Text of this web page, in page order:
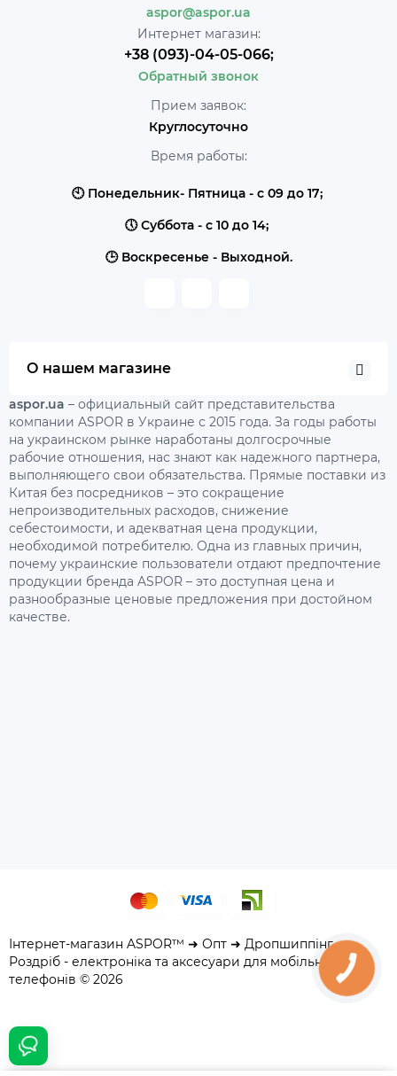
aspor@aspor.ua
Интернет магазин:
+38 (093)-04-05-066;
Обратный звонок
Прием заявок:
Круглосуточно
Время работы:
🕙 Понедельник- Пятница - с 09 до 17;
🕔 Суббота - с 10 до 14;
🕒 Воскресенье - Выходной.
О нашем магазине
aspor.ua – официальный сайт представительства
компании ASPOR в Украине с 2015 года. За годы работы
на украинском рынке наработаны долгосрочные
рабочие отношения, нас знают как надежного партнера,
выполняющего свои обязательства. Прямые поставки из
Китая без посредников – это сокращение
непроизводительных расходов, снижение
себестоимости, и адекватная цена продукции,
необходимой потребителю. Одна из главных причин,
почему украинские пользователи отдают предпочтение
продукции бренда ASPOR – это доступная цена и
разнообразные ценовые предложения при достойном
качестве.
Інтернет-магазин ASPOR™ ➜ Опт ➜ Дропшиппінг ➜
Роздріб - електроніка та аксесуари для мобільних
телефонів © 2026